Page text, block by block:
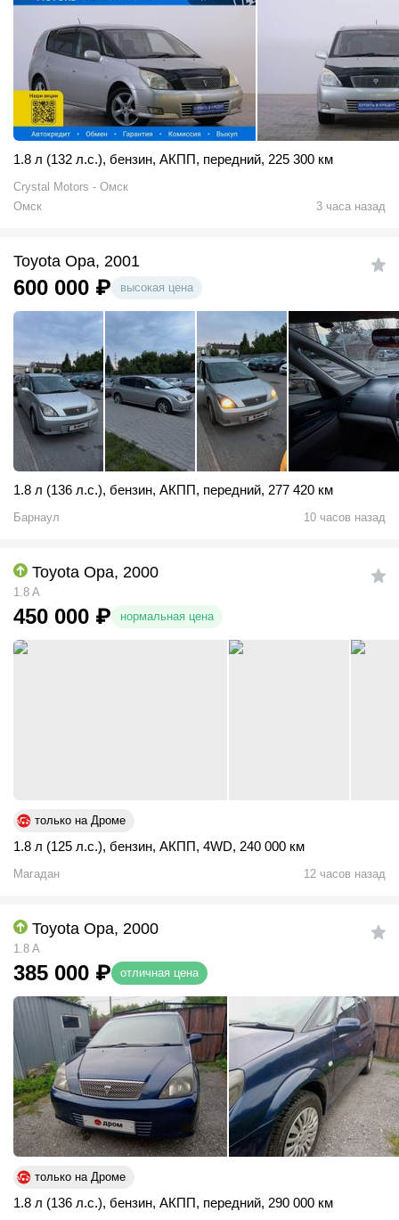
1.8 л (132 л.с.), бензин, АКПП, передний, 225 300 км
Crystal Motors - Омск
Омск
3 часа назад
Toyota Opa, 2001
600 000 ₽ высокая цена
1.8 л (136 л.с.), бензин, АКПП, передний, 277 420 км
Барнаул 10 часов назад
Toyota Opa, 2000
1.8 A
450 000 ₽ нормальная цена
только на Дроме
1.8 л (125 л.с.), бензин, АКПП, 4WD, 240 000 км
Магадан 12 часов назад
Toyota Opa, 2000
1.8 A
385 000 ₽ отличная цена
только на Дроме
1.8 л (136 л.с.), бензин, АКПП, передний, 290 000 км